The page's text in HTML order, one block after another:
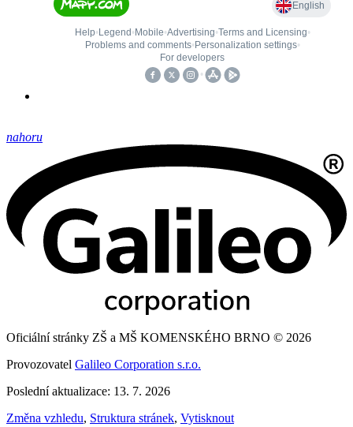
nahoru
Oficiální stránky ZŠ a MŠ KOMENSKÉHO BRNO © 2026
Provozovatel Galileo Corporation s.r.o.
Poslední aktualizace: 13. 7. 2026
Změna vzhledu, Struktura stránek, Vytisknout